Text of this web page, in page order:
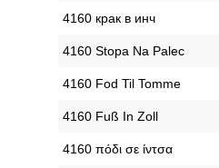
‎4160 крак в инч
‎4160 Stopa Na Palec
‎4160 Fod Til Tomme
‎4160 Fuß In Zoll
‎4160 πόδι σε ίντσα